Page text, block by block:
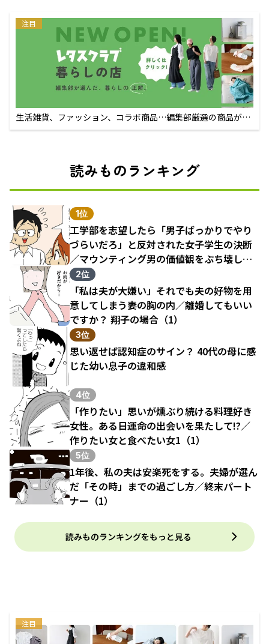
注目
生活雑貨、ファッション、コラボ商品…編集部厳選の商品が買
えるECサイト
読みものランキング
1位
工学部を志望したら「男子ばっかりでやり
づらいだろ」と反対された女子学生の決断
／マウンティング男の価値観をぶち壊した
結果（1）
2位
「私は夫が大嫌い」それでも夫の好物を用
意してしまう妻の胸の内／離婚してもいい
ですか？ 翔子の場合（1）
3位
思い返せば認知症のサイン？ 40代の母に感
じた幼い息子の違和感
4位
「作りたい」思いが燻ぶり続ける料理好き
女性。ある日運命の出会いを果たして!?／
作りたい女と食べたい女1（1）
5位
1年後、私の夫は安楽死をする。夫婦が選ん
だ「その時」までの過ごし方／終末パート
ナー（1）
読みものランキングをもっと見る
注目